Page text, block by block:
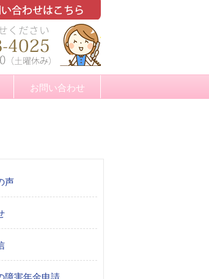
お問い合わせ
声
障害年金申請